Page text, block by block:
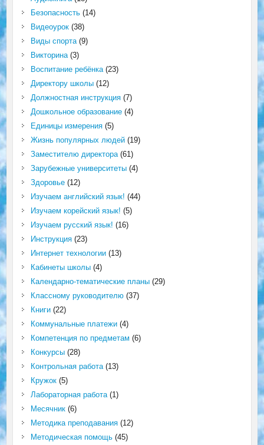
Безопасность(14)
Видеоурок(38)
Виды спорта(9)
Викторина(3)
Воспитание ребёнка(23)
Директору школы(12)
Должностная инструкция(7)
Дошкольное образование(4)
Единицы измерения(5)
Жизнь популярных людей(19)
Заместителю директора(61)
Зарубежные университеты(4)
Здоровье(12)
Изучаем английский язык! (44)
Изучаем корейский язык! (5)
Изучаем русский язык! (16)
Инструкция(23)
Интернет технологии(13)
Кабинеты школы(4)
Календарно-тематические планы(29)
Классному руководителю(37)
Книги(22)
Коммунальные платежи(4)
Компетенция по предметам (6)
Конкурсы(28)
Контрольная работа(13)
Кружок(5)
Лабораторная работа(1)
Месячник(6)
Методика преподавания(12)
Методическая помощь(45)